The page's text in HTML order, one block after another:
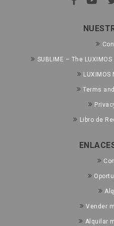
SUBLIME – The
Terms
Libro de
Vender
Alquilar